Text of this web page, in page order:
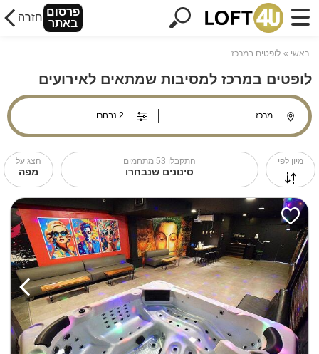
פרסום
באתר חזרה
ראשי לופטים במרכז
לופטים במרכז למסיבות שמתאים לאירועים
מיון לפי התקבלו 53 מתחמים
סינונים שנבחרו
הצג על
מפה